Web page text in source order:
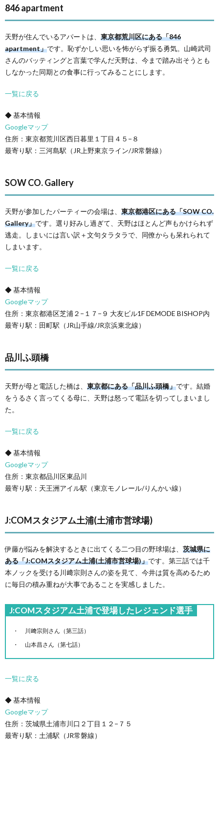
846 apartment
天野が住んでいるアパートは、 東京都荒川区にある「846
apartment」です。恥ずかしい思いを怖がらず振る勇気。山崎武司
さんのバッティングと言葉で学んだ天野は、今まで踏み出そうとも
しなかった同期との食事に行ってみることにします。
一覧に戻る
◆ 基本情報
Googleマップ
住所：東京都荒川区西日暮里１丁目４５−８
最寄り駅：三河島駅（JR上野東京ライン/JR常磐線）
SOW CO. Gallery
天野が参加したパーティーの会場は、 東京都港区にある「SOW CO.
Gallery」です。選り好みし過ぎて、天野はほとんど声もかけられず
逃走。しまいには言い訳＋文句タラタラで、同僚からも呆れられて
しまいます。
一覧に戻る
◆ 基本情報
Googleマップ
住所：東京都港区芝浦２−１７−９ 大友ビル1F DEMODE BISHOP内
最寄り駅：田町駅（JR山手線/JR京浜東北線）
品川ふ頭橋
天野が母と電話した橋は、 東京都にある「品川ふ頭橋」です。結婚
をうるさく言ってくる母に、天野は怒って電話を切ってしまいまし
た。
一覧に戻る
◆ 基本情報
Googleマップ
住所：東京都品川区東品川
最寄り駅：天王洲アイル駅（東京モノレール/りんかい線）
J:COMスタジアム土浦(土浦市営球場)
伊藤が悩みを解決するときに出てくる二つ目の野球場は、 茨城県に
ある「J:COMスタジアム土浦(土浦市営球場)」です。第三話では千
本ノックを受ける川﨑宗則さんの姿を見て、今井は質を高めるため
に毎日の積み重ねが大事であることを実感しました。
J:COMスタジアム土浦で登場したレジェンド選手
川﨑宗則さん（第三話）
山本昌さん（第七話）
一覧に戻る
◆ 基本情報
Googleマップ
住所：茨城県土浦市川口２丁目１２−７５
最寄り駅：土浦駅（JR常磐線）